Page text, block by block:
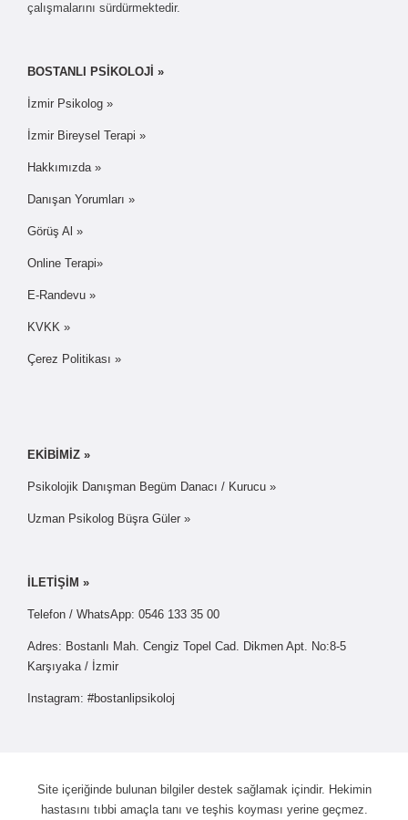
çalışmalarını sürdürmektedir.
BOSTANLI PSİKOLOJİ »
İzmir Psikolog »
İzmir Bireysel Terapi »
Hakkımızda »
Danışan Yorumları »
Görüş Al »
Online Terapi»
E-Randevu »
KVKK »
Çerez Politikası »
EKİBİMİZ »
Psikolojik Danışman Begüm Danacı / Kurucu »
Uzman Psikolog Büşra Güler »
İLETİŞİM »
Telefon / WhatsApp: 0546 133 35 00
Adres: Bostanlı Mah. Cengiz Topel Cad. Dikmen Apt. No:8-5
Karşıyaka / İzmir
Instagram: #bostanlipsikoloj
Site içeriğinde bulunan bilgiler destek sağlamak içindir. Hekimin
hastasını tıbbi amaçla tanı ve teşhis koyması yerine geçmez.